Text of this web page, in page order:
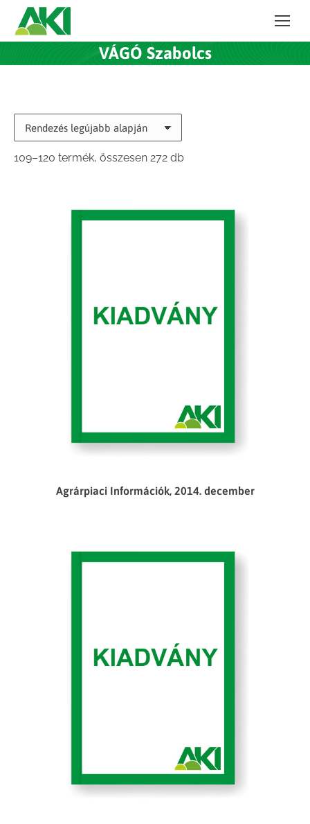
VÁGÓ Szabolcs
109–120 termék, összesen 272 dbSorted
Agrárpiaci Információk, 2014. december